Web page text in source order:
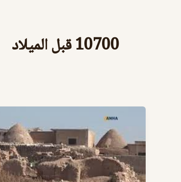
10700 قبل الميلاد